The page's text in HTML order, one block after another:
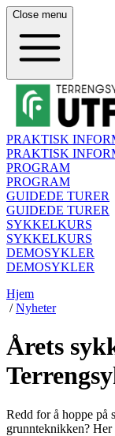
Close menu
PRAKTISK
PRAKTISK
PROGRAM
PROGRAM
GUIDEDE TURER
GUIDEDE TURER
SYKKELKURS
SYKKELKURS
DEMOSYKLER
DEMOSYKLER
Hjem
/ Nyheter
Årets
Redd for å hoppe på
grunnteknikken?